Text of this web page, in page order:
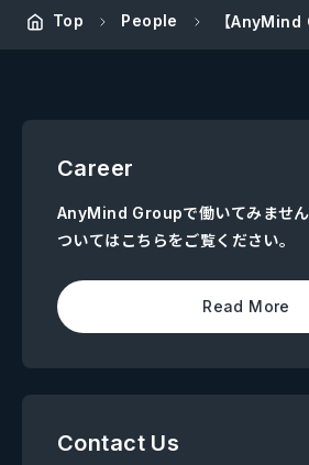
Top People 【
Career
AnyMind Groupで働いてみませ
ついてはこちらをご覧ください。
Read More
Contact Us